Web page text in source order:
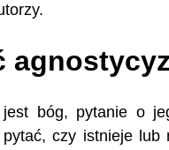
bóg, pytanie o
czy istnieje